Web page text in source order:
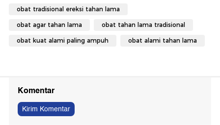
obat tradisional ereksi tahan lama
obat agar tahan lama obat tahan lama tradisional
obat kuat alami paling ampuh obat alami tahan lama
Komentar
Kirim Komentar